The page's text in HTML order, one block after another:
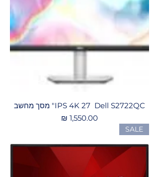
Dell S2722QC ‏ IPS 4K 27" מסך מחשב
מחיר
SALE